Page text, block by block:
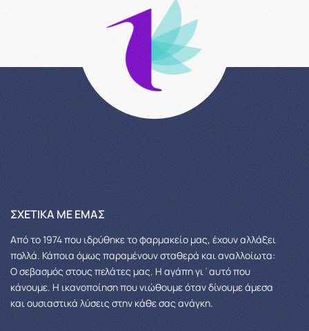
ΣΧΕΤΙΚΆ ΜΕ ΕΜΆΣ
Από το 1974 που ιδρύθηκε το φαρμακείο μας, έχουν αλλάξει
πολλά. Κάποια όμως παραμένουν σταθερά και αναλλοίωτα:
Ο σεβασμός στους πελάτες μας. Η αγάπη γι΄αυτό που
κάνουμε. Η ικανοποίηση που νιώθουμε όταν δίνουμε άμεσα
και ουσιαστικά λύσεις στην κάθε σας ανάγκη.